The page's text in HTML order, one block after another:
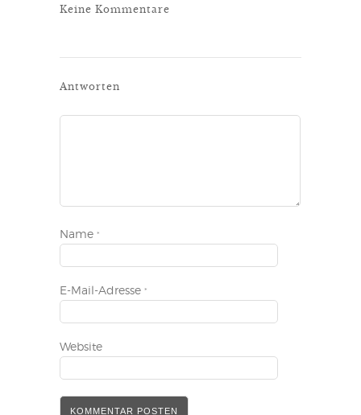
Keine Kommentare
Antworten
Name *
E-Mail-Adresse *
Website